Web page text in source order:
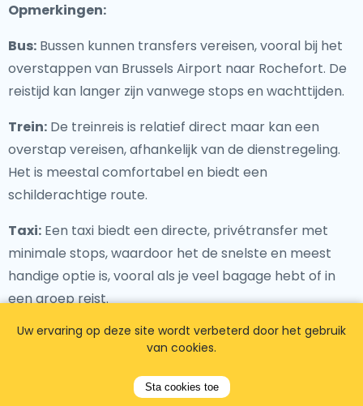
Opmerkingen:
Bus: Bussen kunnen transfers vereisen, vooral bij het
overstappen van Brussels Airport naar Rochefort. De
reistijd kan langer zijn vanwege stops en wachttijden.
Trein: De treinreis is relatief direct maar kan een
overstap vereisen, afhankelijk van de dienstregeling.
Het is meestal comfortabel en biedt een
schilderachtige route.
Taxi: Een taxi biedt een directe, privétransfer met
minimale stops, waardoor het de snelste en meest
handige optie is, vooral als je veel bagage hebt of in
een groep reist.
Uw ervaring op deze site wordt verbeterd door het gebruik
van cookies.
Sta cookies toe